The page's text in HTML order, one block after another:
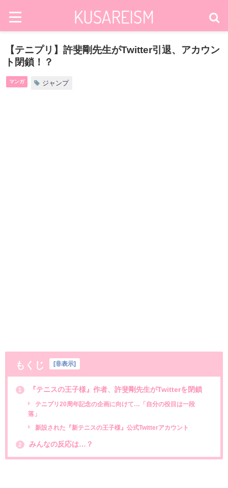
【テニプリ】許斐剛先生がTwitter引退、アカウン
ト閉鎖！？
マンガ ジャンプ
もくじ 非表示
1 『テニスの王子様』作者、許斐剛先生がTwitterを閉鎖
テニプリ20周年記念の企画に向けて…「自分の役目は一段
落」
新設された『新テニスの王子様』公式Twitterアカウント
2 みんなの反応は…？